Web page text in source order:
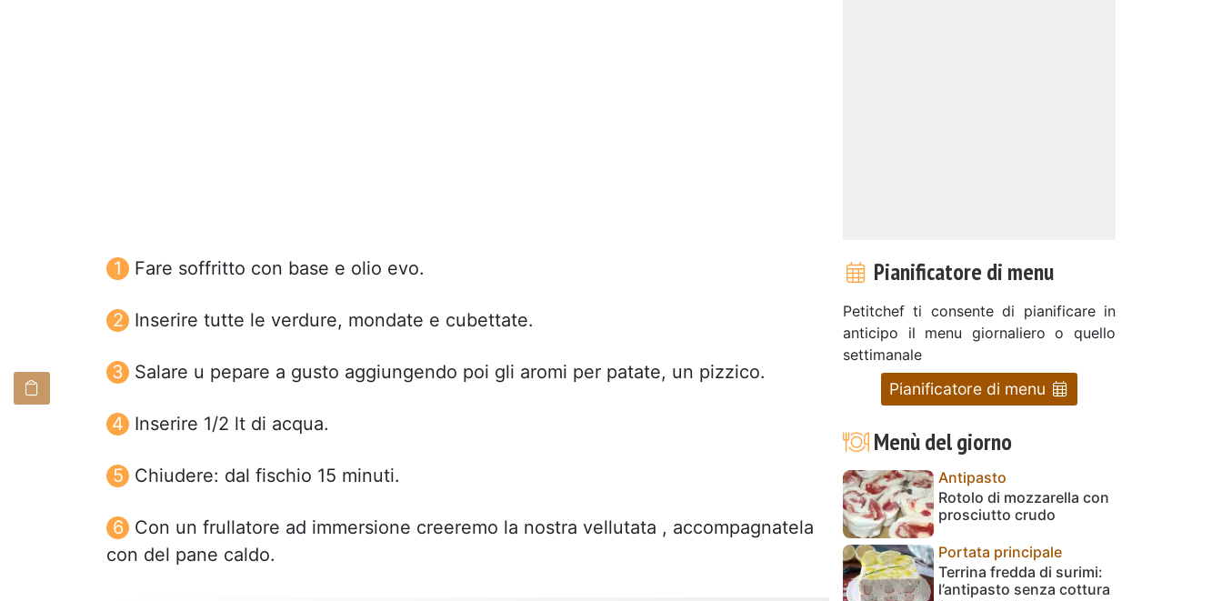
Fare soffritto con base e olio evo.
Inserire tutte le verdure, mondate e cubettate.
Salare u pepare a gusto aggiungendo poi gli aromi per patate, un pizzico.
Inserire 1/2 lt di acqua.
Chiudere: dal fischio 15 minuti.
Con un frullatore ad immersione creeremo la nostra vellutata , accompagnatela
con del pane caldo.
Pianificatore di menu
Petitchef ti consente di pianificare in
anticipo il menu giornaliero o quello
settimanale
Pianificatore di menu
Menù del giorno
Antipasto
Rotolo di mozzarella con
prosciutto crudo
Portata principale
Terrina fredda di surimi:
l’antipasto senza cottura